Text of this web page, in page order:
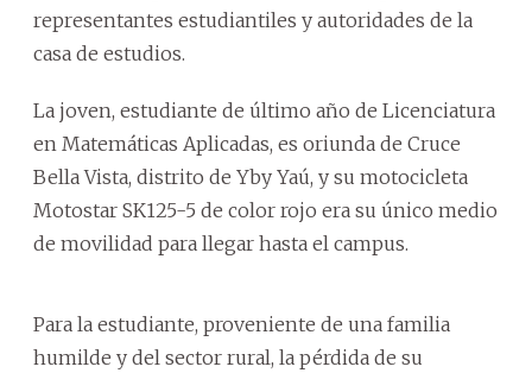
representantes estudiantiles y autoridades de la
casa de estudios.
La joven, estudiante de último año de Licenciatura
en Matemáticas Aplicadas, es oriunda de Cruce
Bella Vista, distrito de Yby Yaú, y su motocicleta
Motostar SK125-5 de color rojo era su único medio
de movilidad para llegar hasta el campus.
Para la estudiante, proveniente de una familia
humilde y del sector rural, la pérdida de su